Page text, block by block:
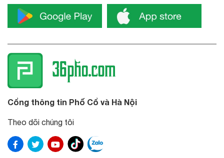
Cổng thông tin Phố Cổ và Hà Nội
Theo dõi chúng tôi